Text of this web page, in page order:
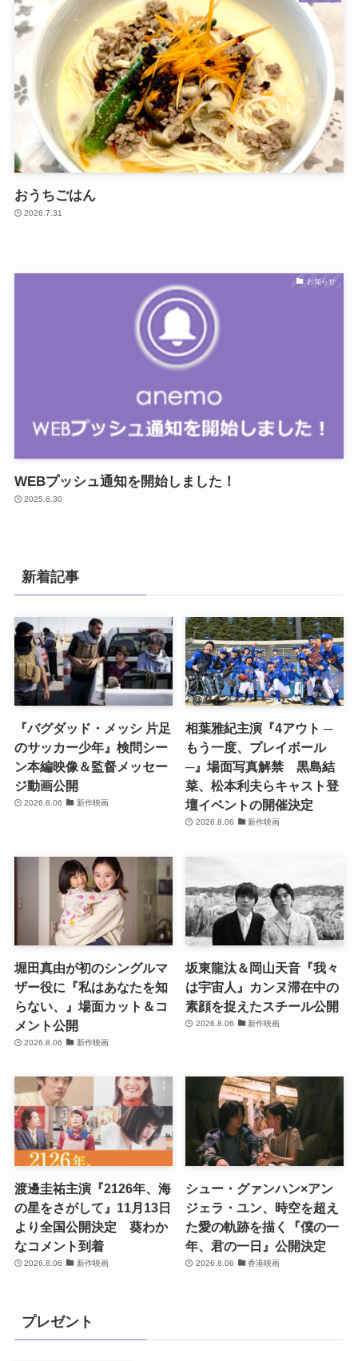
おうちごはん
2026.7.31
お知らせ
WEBプッシュ通知を開始しました！
2025.6.30
新着記事
『バグダッド・メッシ 片足
のサッカー少年』検問シー
ン本編映像＆監督メッセー
ジ動画公開
2026.8.06 新作映画
相葉雅紀主演『4アウト ─
もう一度、プレイボール
─』場面写真解禁 黒島結
菜、松本利夫らキャスト登
壇イベントの開催決定
2026.8.06 新作映画
堀田真由が初のシングルマ
ザー役に『私はあなたを知
らない、』場面カット＆コ
メント公開
2026.8.06 新作映画
坂東龍汰＆岡山天音『我々
は宇宙人』カンヌ滞在中の
素顔を捉えたスチール公開
2026.8.06 新作映画
渡邊圭祐主演『2126年、海
の星をさがして』11月13日
より全国公開決定 葵わか
なコメント到着
2026.8.06 新作映画
シュー・グァンハン×アン
ジェラ・ユン、時空を超え
た愛の軌跡を描く『僕の一
年、君の一日』公開決定
2026.8.06 香港映画
プレゼント